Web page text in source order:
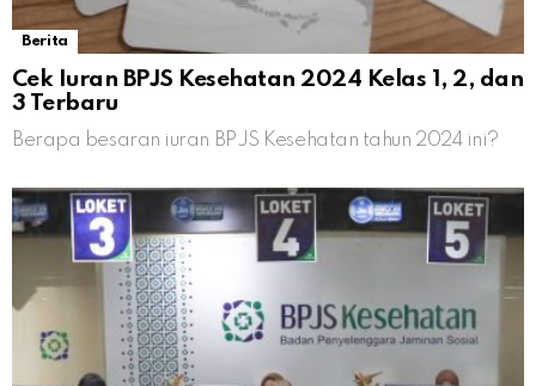
Berita
Cek Iuran BPJS Kesehatan 2024 Kelas 1, 2, dan
3 Terbaru
Berapa besaran iuran BPJS Kesehatan tahun 2024 ini?